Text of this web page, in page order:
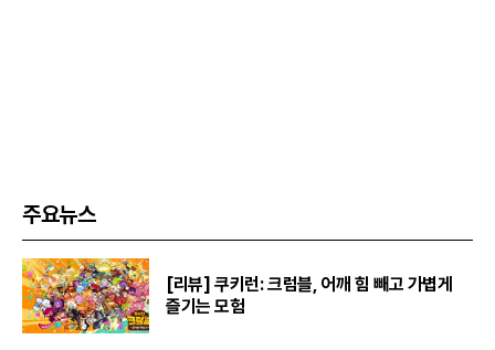
주요뉴스
[리뷰] 쿠키런: 크럼블, 어깨 힘 빼고 가볍게
즐기는 모험